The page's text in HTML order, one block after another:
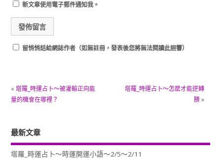
新文章使用電子郵件通知我。
留悄悄話給網誌作者（如無註冊，發表後您將無法閱讀此迴響）
« 塔羅_時運占卜～被灌輸正向能
量的機會在哪裡？
塔羅_時運占卜～怎麼才能逆轉
勝»
最新文章
塔羅_時運占卜～時運開運小語～2/5～2/11